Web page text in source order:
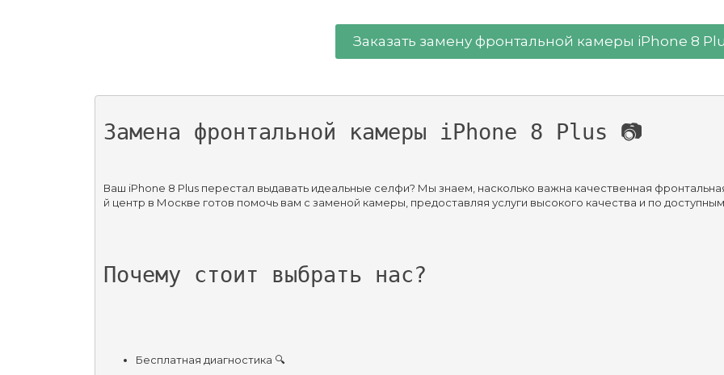
Заказать замену фронтальной камеры iPhone 8
Замена фронтальной камеры iPhone 8 Plus 📷
Ваш iPhone 8 Plus перестал выдавать идеальные селфи? Мы знаем, насколько важна качественная
й центр в Москве готов помочь вам с заменой камеры, предоставляя услуги высокого качества и по
Почему стоит выбрать нас?
Бесплатная диагностика 🔍